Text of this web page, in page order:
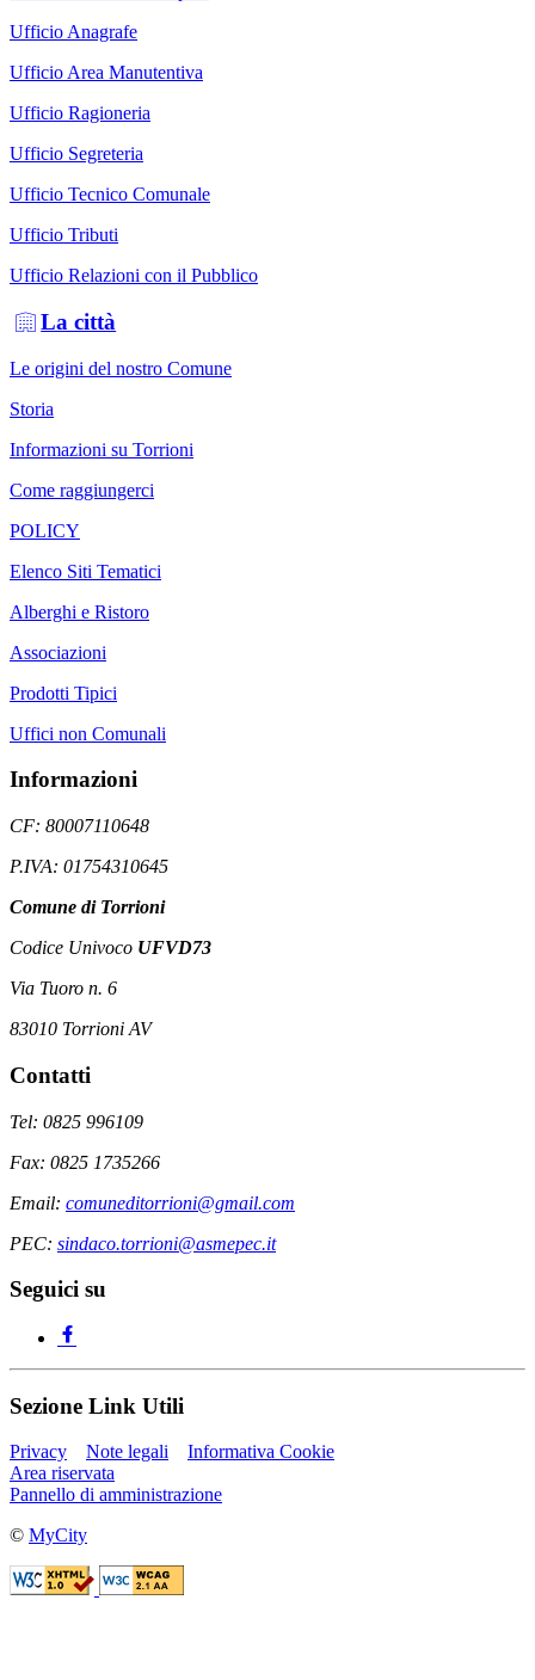
Ufficio Anagrafe
Ufficio Area Manutentiva
Ufficio Ragioneria
Ufficio Segreteria
Ufficio Tecnico Comunale
Ufficio Tributi
Ufficio Relazioni con il Pubblico
La città
Le origini del nostro Comune
Storia
Informazioni su Torrioni
Come raggiungerci
POLICY
Elenco Siti Tematici
Alberghi e Ristoro
Associazioni
Prodotti Tipici
Uffici non Comunali
Informazioni
CF: 80007110648
P.IVA: 01754310645
Comune di Torrioni
Codice Univoco UFVD73
Via Tuoro n. 6
83010 Torrioni AV
Contatti
Tel: 0825 996109
Fax: 0825 1735266
Email: comuneditorrioni@gmail.com
PEC: sindaco.torrioni@asmepec.it
Seguici su
Sezione Link Utili
Privacy Note legali
Informativa Cookie
Area riservata
Pannello di amministrazione
© MyCity